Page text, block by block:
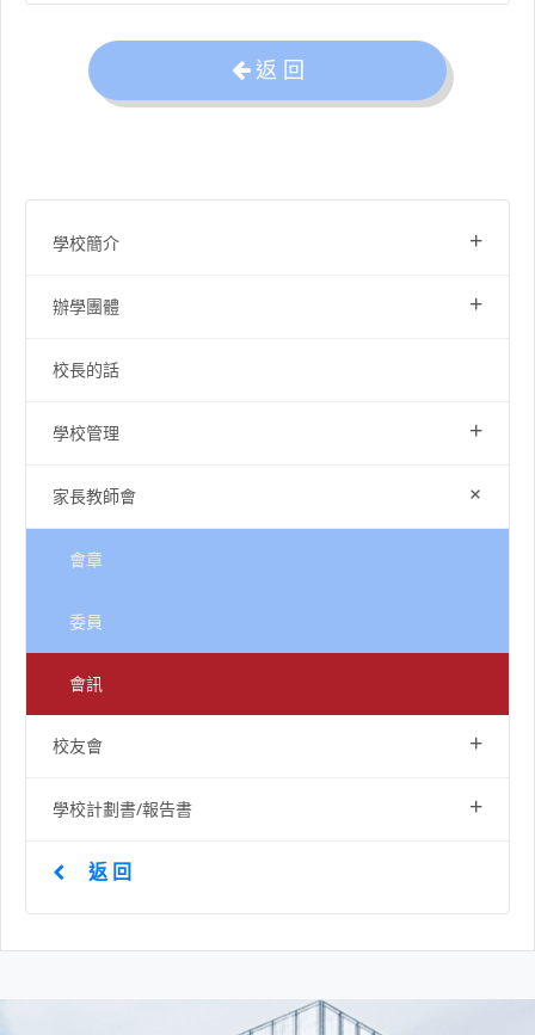
學校簡介 +
辦學團體 +
校長的話
學校管理 +
家長教師會 +
會章
委員
會訊
校友會 +
學校計劃書/報告書 +
返 回
返 回